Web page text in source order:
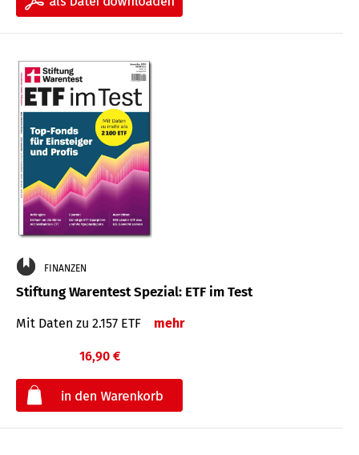
FINANZEN
Stiftung Warentest Spezial: ETF im Test
Mit Daten zu 2.157 ETF mehr
16,90 €